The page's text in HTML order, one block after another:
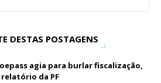
DESTAS POSTAGENS
agia para burlar fiscalização,
da PF